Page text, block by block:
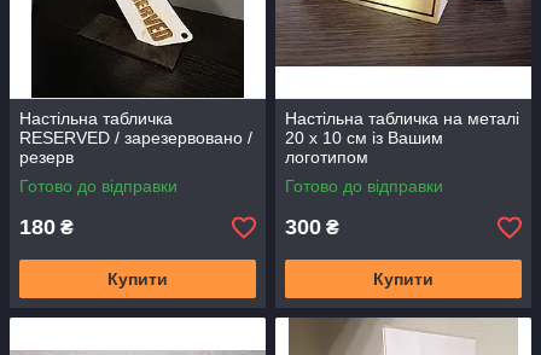
Настільна табличка
RESERVED / зарезервовано /
резерв
Готово до відправки
180 ₴
Купити
Настільна табличка на металі
20 х 10 см із Вашим
логотипом
Готово до відправки
300 ₴
Купити